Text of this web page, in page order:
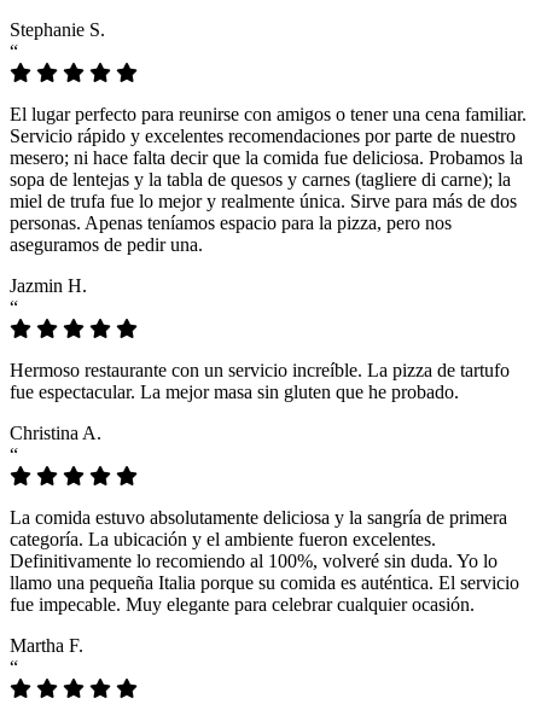
Stephanie S.
“
El lugar perfecto para reunirse con amigos o tener una cena familiar.
Servicio rápido y excelentes recomendaciones por parte de nuestro
mesero; ni hace falta decir que la comida fue deliciosa. Probamos la
sopa de lentejas y la tabla de quesos y carnes (tagliere di carne); la
miel de trufa fue lo mejor y realmente única. Sirve para más de dos
personas. Apenas teníamos espacio para la pizza, pero nos
aseguramos de pedir una.
Jazmin H.
“
Hermoso restaurante con un servicio increíble. La pizza de tartufo
fue espectacular. La mejor masa sin gluten que he probado.
Christina A.
“
La comida estuvo absolutamente deliciosa y la sangría de primera
categoría. La ubicación y el ambiente fueron excelentes.
Definitivamente lo recomiendo al 100%, volveré sin duda. Yo lo
llamo una pequeña Italia porque su comida es auténtica. El servicio
fue impecable. Muy elegante para celebrar cualquier ocasión.
Martha F.
“